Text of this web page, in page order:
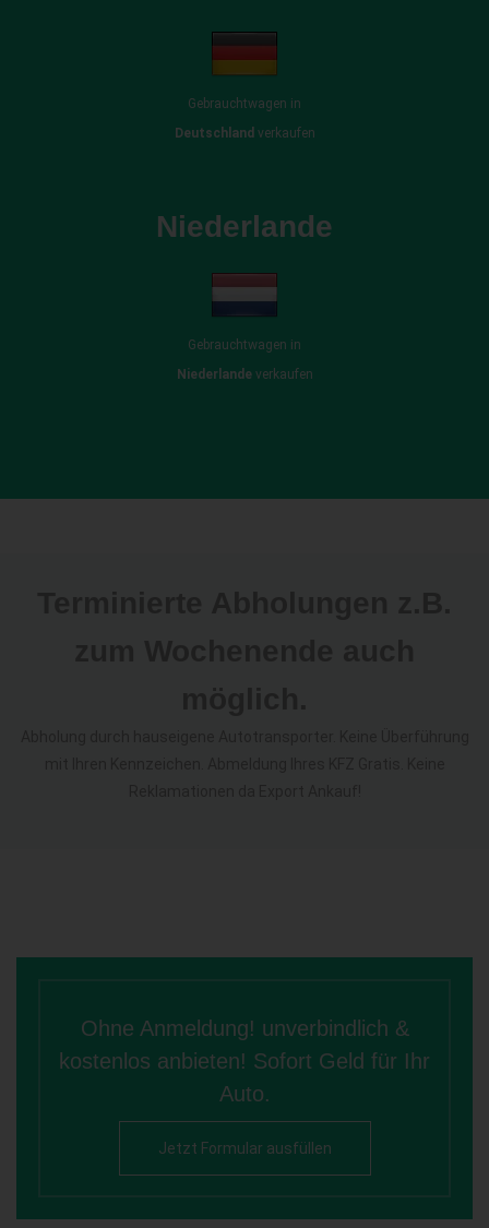
Gebrauchtwagen in
Deutschland verkaufen
Niederlande
Gebrauchtwagen in
Niederlandeverkaufen
Ohne Anmeldung! unverbindlich &
kostenlos anbieten! Sofort Geld für Ihr
Auto.
Jetzt Formular ausfüllen